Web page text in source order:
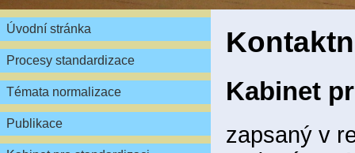
Úvodní stránka
Procesy standardizace
Témata normalizace
Publikace
Kabinet
zapsaný v